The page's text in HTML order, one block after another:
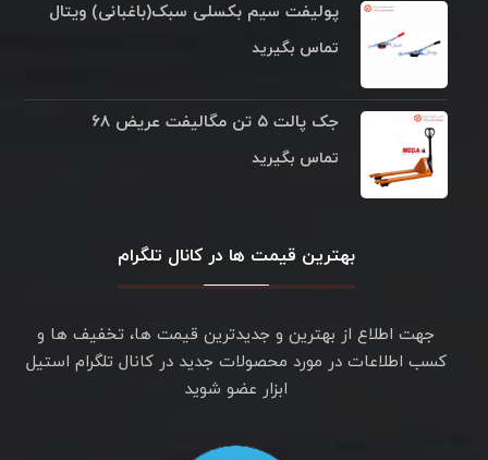
پولیفت سیم بکسلی سبک(باغبانی) ویتال
تماس بگیرید
جک پالت ۵ تن مگالیفت عریض ۶۸
تماس بگیرید
بهترین قیمت ها در کانال تلگرام
جهت اطلاع از بهترین و جدیدترین قیمت ها، تخفیف ها و
کسب اطلاعات در مورد محصولات جدید در کانال تلگرام استیل
ابزار عضو شوید